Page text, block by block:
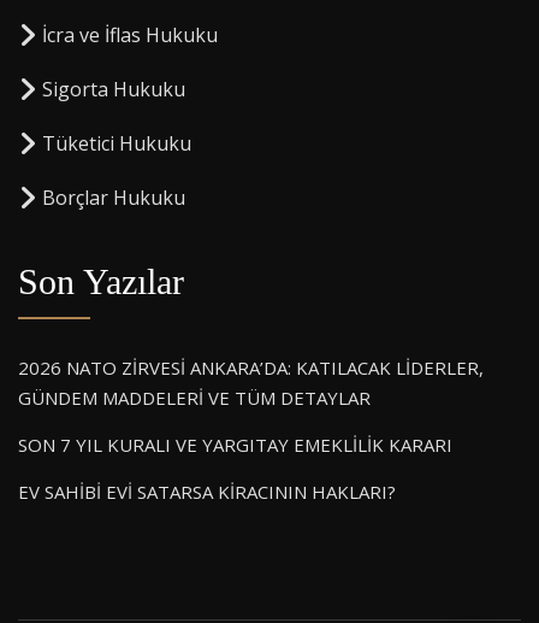
⁠İcra ve İflas Hukuku
Sigorta Hukuku
⁠Tüketici Hukuku
⁠Borçlar Hukuku
Son Yazılar
2026 NATO ZİRVESİ ANKARA’DA: KATILACAK LİDERLER,
GÜNDEM MADDELERİ VE TÜM DETAYLAR
SON 7 YIL KURALI VE YARGITAY EMEKLİLİK KARARI
EV SAHİBİ EVİ SATARSA KİRACININ HAKLARI?